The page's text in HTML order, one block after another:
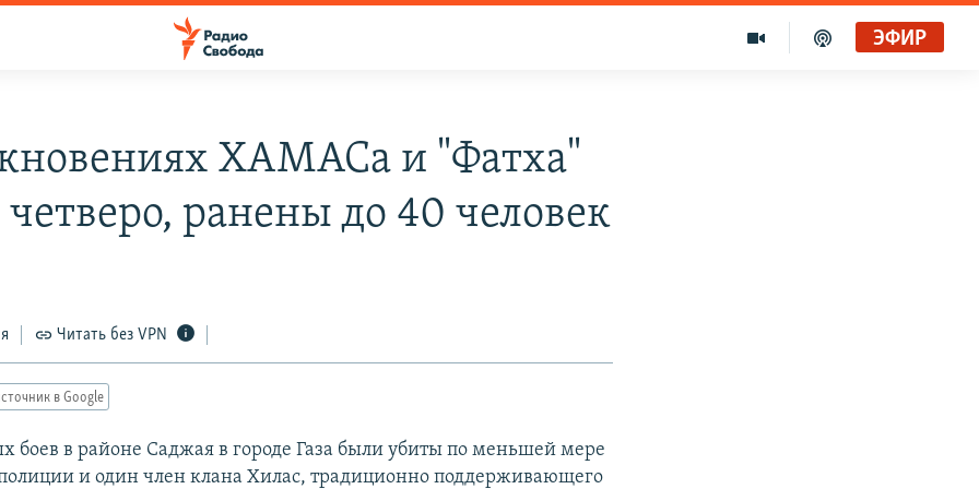
ЭФИР
ХАМАСа и "Фатха"
ранены до 40 человек
Читать без VPN
в Google
боев в районе Саджая в городе Газа были убиты по меньшей мере
и один член клана Хилас, традиционно поддерживающего